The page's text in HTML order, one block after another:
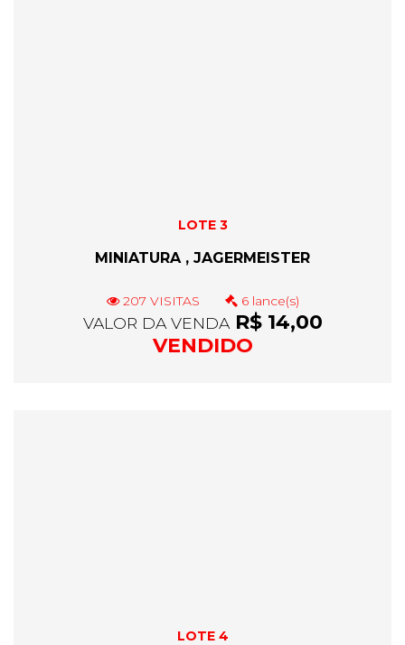
LOTE 3
MINIATURA , JAGERMEISTER
207 VISITAS 6 lance(s)
VALOR DA VENDAR$ 14,00
VENDIDO
LOTE 4